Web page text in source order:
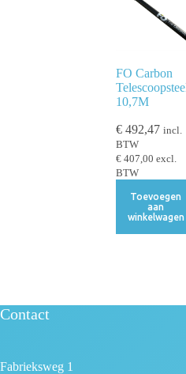
FO Carbon
10,7M
€492,47 incl.
BTW
€407,00 excl.
BTW
Toevoegen
aan
winkelwagen
Contact
Fabrieksweg 1